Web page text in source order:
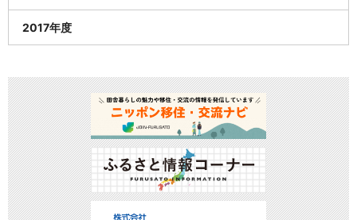
2017年度